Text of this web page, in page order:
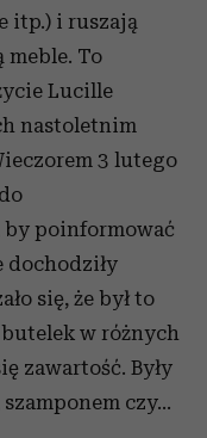
itp.) i ruszają
To
Lucille
nastoletnim
3 lutego
by poinformować
dochodziły
się, że był to
w różnych
zawartość. Były
czy…